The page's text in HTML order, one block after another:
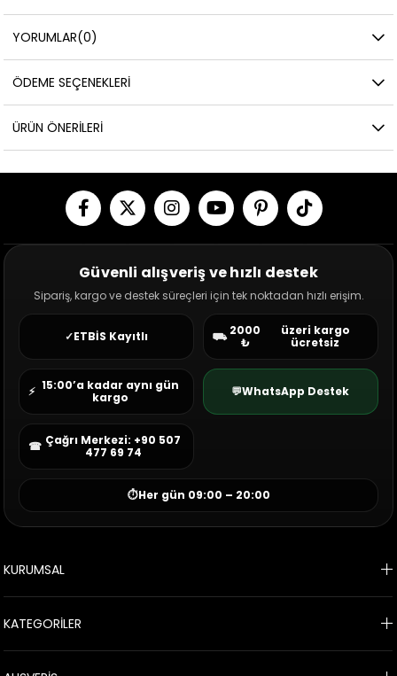
YORUMLAR(0)
ÖDEME SEÇENEKLERI
ÜRÜN ÖNERILERI
Güvenli alışveriş ve hızlı destek
Sipariş, kargo ve destek süreçleri için tek noktadan hızlı erişim.
✓ETBİS Kayıtlı ⛟2000
₺
üzeri kargo
ücretsiz
⚡ 15:00’a kadar aynı gün
kargo
💬WhatsApp Destek
☎ Çağrı Merkezi: +90 507
477 69 74
⏱Her gün 09:00 – 20:00
KURUMSAL
KATEGORİLER